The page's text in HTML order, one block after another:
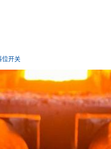
开关